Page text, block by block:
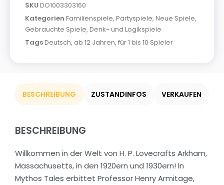
SKU DO1003303160
Kategorien Familienspiele, Partyspiele, Neue Spiele,
Gebrauchte Spiele, Denk- und Logikspiele
TagsDeutsch, ab 12 Jahren, für 1 bis 10 Spieler
BESCHREIBUNG ZUSTANDINFOS VERKAUFEN
BESCHREIBUNG
Willkommen in der Welt von H. P. Lovecrafts Arkham,
Massachusetts, in den 1920ern und 1930ern! In
Mythos Tales erbittet Professor Henry Armitage,